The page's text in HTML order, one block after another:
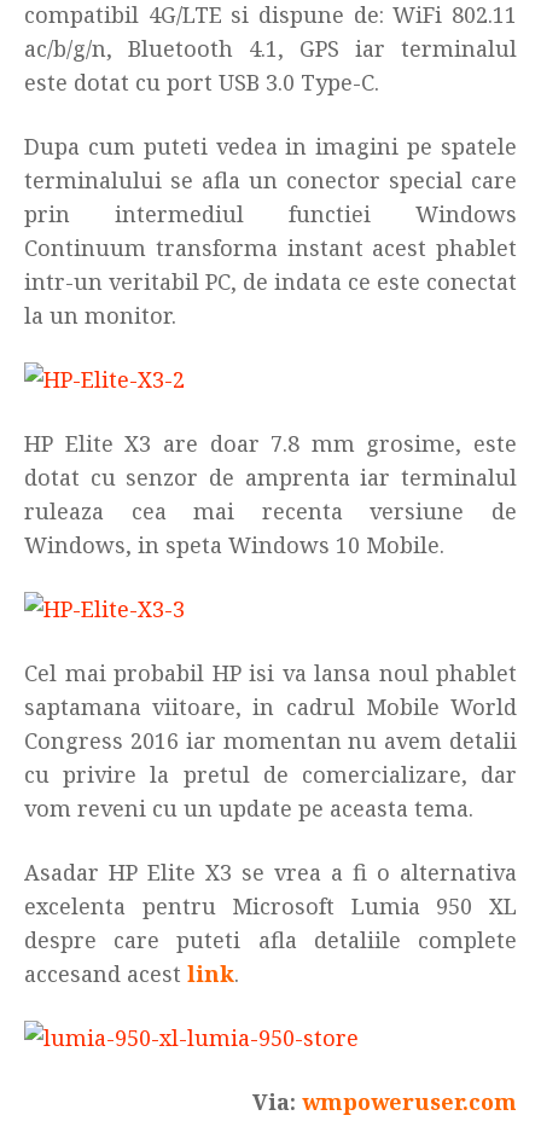
compatibil 4G/LTE si dispune de: WiFi 802.11
ac/b/g/n, Bluetooth 4.1, GPS iar terminalul
este dotat cu port USB 3.0 Type-C.
Dupa cum puteti vedea in imagini pe spatele
terminalului se afla un conector special care
prin intermediul functiei Windows
Continuum transforma instant acest phablet
intr-un veritabil PC, de indata ce este conectat
la un monitor.
HP Elite X3 are doar 7.8 mm grosime, este
dotat cu senzor de amprenta iar terminalul
ruleaza cea mai recenta versiune de
Windows, in speta Windows 10 Mobile.
Cel mai probabil HP isi va lansa noul phablet
saptamana viitoare, in cadrul Mobile World
Congress 2016 iar momentan nu avem detalii
cu privire la pretul de comercializare, dar
vom reveni cu un update pe aceasta tema.
Asadar HP Elite X3 se vrea a fi o alternativa
excelenta pentru Microsoft Lumia 950 XL
despre care puteti afla detaliile complete
accesand acest link.
Via: wmpoweruser.com